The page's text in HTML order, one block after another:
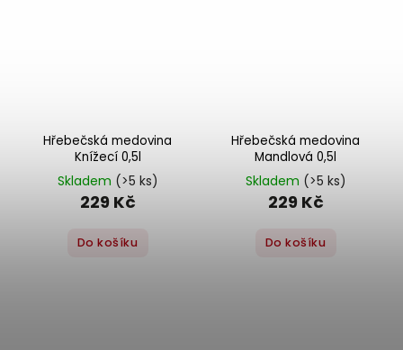
Hřebečská medovina
Knížecí 0,5l
Skladem (>5 ks)
229 Kč
Do košíku
Hřebečská medovina
Mandlová 0,5l
Skladem (>5 ks)
229 Kč
Do košíku